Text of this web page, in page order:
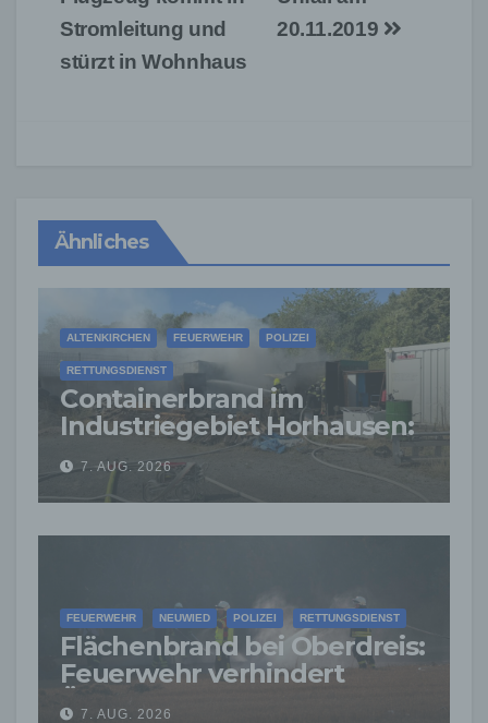
20.11.2019
Stromleitung und
stürzt in Wohnhaus
Ähnliches
ALTENKIRCHEN FEUERWEHR POLIZEI
RETTUNGSDIENST
Containerbrand im
Industriegebiet Horhausen:
Feuerwehr verhindert
weitere Ausbreitung
7. AUG. 2026
FEUERWEHR NEUWIED POLIZEI RETTUNGSDIENST
Flächenbrand bei Oberdreis:
Feuerwehr verhindert
Übergreifen auf Waldgebiet
7. AUG. 2026